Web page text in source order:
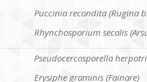
Puccinia recondita (Rugina
Rhynchosporium secalis
Pseudocercosporella
Erysiphe graminis (Fainare)